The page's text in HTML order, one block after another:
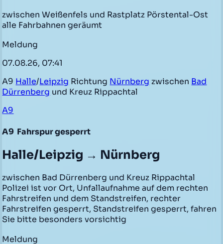
zwischen Weißenfels und Rastplatz Pörstental-Ost
alle Fahrbahnen geräumt
Meldung
07.08.26, 07:41
A9 Halle/Leipzig Richtung Nürnberg zwischen Bad
Dürrenberg und Kreuz Rippachtal
A9
A9 Fahrspur gesperrt
Halle/Leipzig → Nürnberg
zwischen Bad Dürrenberg und Kreuz Rippachtal
Polizei ist vor Ort, Unfallaufnahme auf dem rechten
Fahrstreifen und dem Standstreifen, rechter
Fahrstreifen gesperrt, Standstreifen gesperrt, fahren
Sie bitte besonders vorsichtig
Meldung